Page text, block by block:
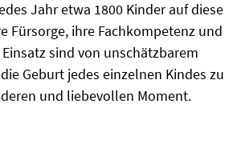
Jahr etwa 1800 Kinder auf diese
Fürsorge, ihre Fachkompetenz und
sind von unschätzbarem
Geburt jedes einzelnen Kindes zu
und liebevollen Moment.